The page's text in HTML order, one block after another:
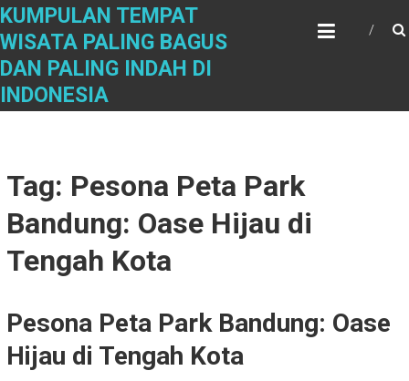
Skip
content
KUMPULAN TEMPAT
WISATA PALING BAGUS
DAN PALING INDAH DI
INDONESIA
Tag: Pesona Peta Park
Bandung: Oase Hijau di
Tengah Kota
Pesona Peta Park Bandung: Oase
Hijau di Tengah Kota